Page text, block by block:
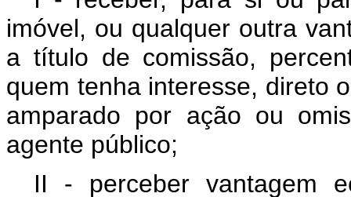
imóvel, ou qualquer outra
a título de comissão,
quem tenha interesse, direto
amparado por ação ou
agente público;
II - perceber vantagem